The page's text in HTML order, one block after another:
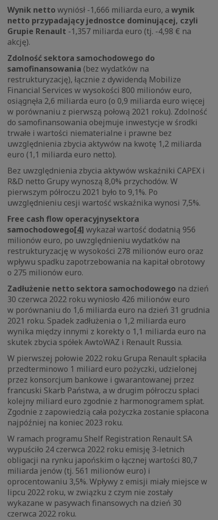
Wynik nettowyniósł -1,666 miliarda euro, a wynik
netto przypadający jednostce dominującej, czyli
Grupie Renault -1,357 miliarda euro (tj. -4,98 € na
akcję).
Zdolność sektora samochodowego do
samofinansowania (bez wydatków na
restrukturyzację), łącznie z dywidendą Mobilize
Financial Services w wysokości 800 milionów euro,
osiągnęła 2,6 miliarda euro (o 0,9 miliarda euro więcej
w porównaniu z pierwszą połową 2021 roku). Zdolność
do samofinansowania obejmuje inwestycje w środki
trwałe i wartości niematerialne i prawne bez
uwzględnienia zbycia aktywów na kwotę 1,2 miliarda
euro (1,1 miliarda euro netto).
Bez uwzględnienia zbycia aktywów wskaźniki CAPEX i
R&D netto Grupy wynoszą 8,0% przychodów. W
pierwszym półroczu 2021 było to 9,1%. Po
uwzględnieniu cesji wartość wskaźnika wynosi 7,5%.
Free cash flow operacyjnysektora
samochodowego[4] wykazał wartość dodatnią 956
milionów euro, po uwzględnieniu wydatków na
restrukturyzację w wysokości 278 milionów euro oraz
wpływu spadku zapotrzebowania na kapitał obrotowy
o 275 milionów euro.
Zadłużenie netto sektora samochodowego na dzień
30 czerwca 2022 roku wyniosło 426 milionów euro
w porównaniu do 1,6 miliarda euro na dzień 31 grudnia
2021 roku. Spadek zadłużenia o 1,2 miliarda euro
wynika między innymi z korekty o 1,1 miliarda euro na
skutek zbycia spółek AwtoWAZ i Renault Russia.
W pierwszej połowie 2022 roku Grupa Renault spłaciła
przedterminowo 1 miliard euro pożyczki, udzielonej
przez konsorcjum bankowe i gwarantowanej przez
francuski Skarb Państwa, a w drugim półroczu spłaci
kolejny miliard euro zgodnie z harmonogramem spłat.
Zgodnie z zapowiedzią cała pożyczka zostanie spłacona
najpóźniej na koniec 2023 roku.
W ramach programu Shelf Registration Renault SA
wypuściło 24 czerwca 2022 roku emisję 3-letnich
obligacji na rynku japońskim o łącznej wartości 80,7
miliarda jenów (tj. 561 milionów euro) i
oprocentowaniu 3,5%. Wpływy z emisji miały miejsce w
lipcu 2022 roku, w związku z czym nie zostały
wykazane w pasywach finansowych na dzień 30
czerwca 2022 roku.